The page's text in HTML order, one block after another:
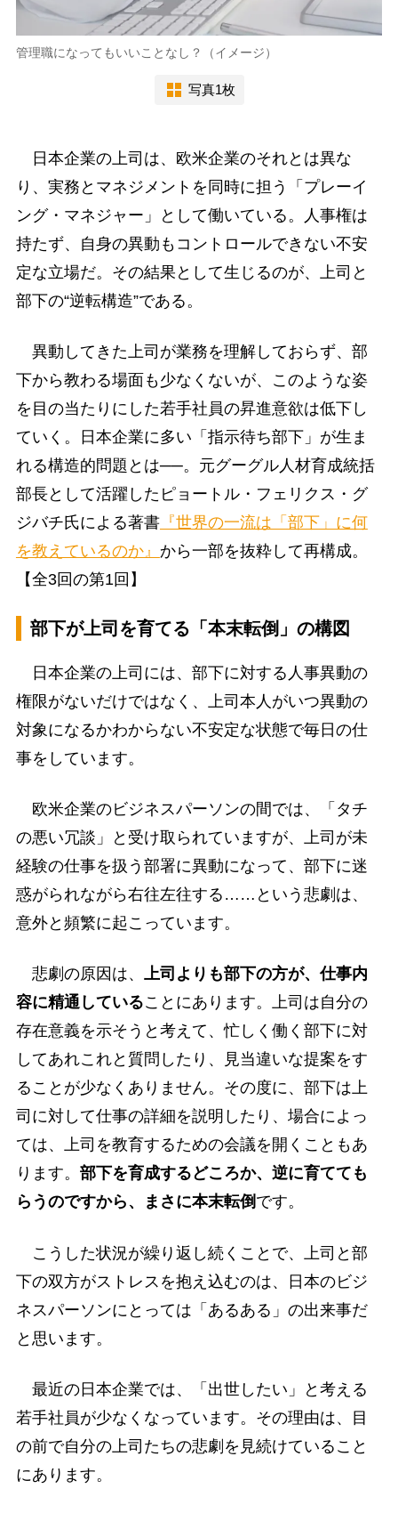
管理職になってもいいことなし？（イメージ）
写真1枚
日本企業の上司は、欧米企業のそれとは異な
り、実務とマネジメントを同時に担う「プレーイ
ング・マネジャー」として働いている。人事権は
持たず、自身の異動もコントロールできない不安
定な立場だ。その結果として生じるのが、上司と
部下の“逆転構造”である。
異動してきた上司が業務を理解しておらず、部
下から教わる場面も少なくないが、このような姿
を目の当たりにした若手社員の昇進意欲は低下し
ていく。日本企業に多い「指示待ち部下」が生ま
れる構造的問題とは──。元グーグル人材育成統括
部長として活躍したピョートル・フェリクス・グ
ジバチ氏による著書『世界の一流は「部下」に何
を教えているのか』 から一部を抜粋して再構成。
【全3回の第1回】
部下が上司を育てる「本末転倒」の構図
日本企業の上司には、部下に対する人事異動の
権限がないだけではなく、上司本人がいつ異動の
対象になるかわからない不安定な状態で毎日の仕
事をしています。
欧米企業のビジネスパーソンの間では、「タチ
の悪い冗談」と受け取られていますが、上司が未
経験の仕事を扱う部署に異動になって、部下に迷
惑がられながら右往左往する……という悲劇は、
意外と頻繁に起こっています。
悲劇の原因は、 上司よりも部下の方が、仕事内
容に精通していることにあります。上司は自分の
存在意義を示そうと考えて、忙しく働く部下に対
してあれこれと質問したり、見当違いな提案をす
ることが少なくありません。その度に、部下は上
司に対して仕事の詳細を説明したり、場合によっ
ては、上司を教育するための会議を開くこともあ
ります。 部下を育成するどころか、逆に育てても
らうのですから、まさに本末転倒 です。
こうした状況が繰り返し続くことで、上司と部
下の双方がストレスを抱え込むのは、日本のビジ
ネスパーソンにとっては「あるある」の出来事だ
と思います。
最近の日本企業では、「出世したい」と考える
若手社員が少なくなっています。その理由は、目
の前で自分の上司たちの悲劇を見続けていること
にあります。